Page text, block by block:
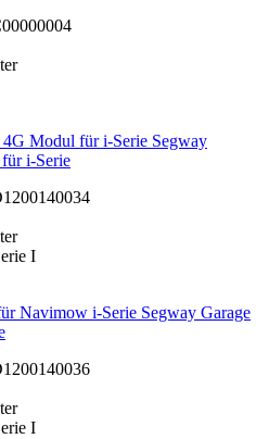
Segway
i-Serie
I
Segway Garage
I